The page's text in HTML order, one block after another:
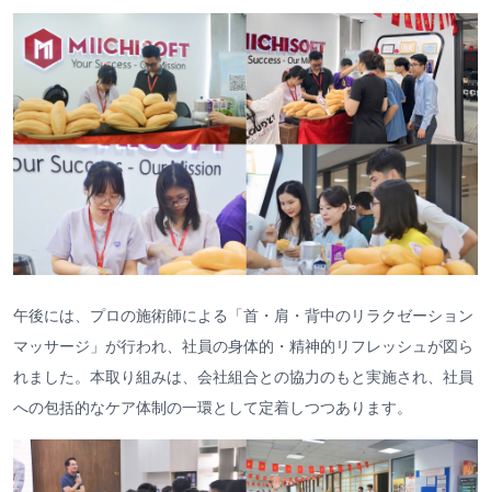
午後には、プロの施術師による「首・肩・背中のリラクゼーション
マッサージ」が行われ、社員の身体的・精神的リフレッシュが図ら
れました。本取り組みは、会社組合との協力のもと実施され、社員
への包括的なケア体制の一環として定着しつつあります。